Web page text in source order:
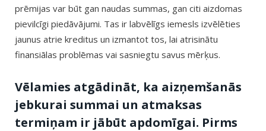
prēmijas var būt gan naudas summas, gan citi aizdomas
pievilcīgi piedāvājumi. Tas ir labvēlīgs iemesls izvēlēties
jaunus atrie kreditus un izmantot tos, lai atrisinātu
finansiālas problēmas vai sasniegtu savus mērķus.
Vēlamies atgādināt, ka aizņemšanās
jebkurai summai un atmaksas
termiņam ir jābūt apdomīgai. Pirms